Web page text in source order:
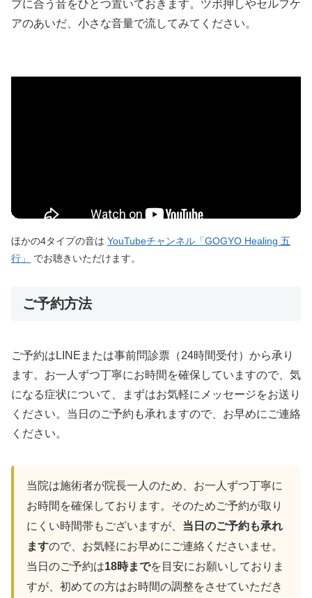
プに合う音をひとつ置いておきます。ツボ押しやセルフケ
アのあいだ、小さな音量で流してみてください。
ほかの4タイプの音は YouTubeチャンネル「GOGYO Healing 五
行」
でお聴きいただけます。
ご予約方法
ご予約はLINEまたは事前問診票（24時間受付）から承り
ます。お一人ずつ丁寧にお時間を確保していますので、気
になる症状について、まずはお気軽にメッセージをお送り
ください。当日のご予約も承れますので、お早めにご連絡
ください。
当院は施術者が院長一人のため、お一人ずつ丁寧に
お時間を確保しております。そのためご予約が取り
にくい時間帯もございますが、 当日のご予約も承れ
ますので、お気軽にお早めにご連絡くださいませ。
当日のご予約は18時までを目安にお願いしておりま
すが、初めての方はお時間の調整をさせていただき